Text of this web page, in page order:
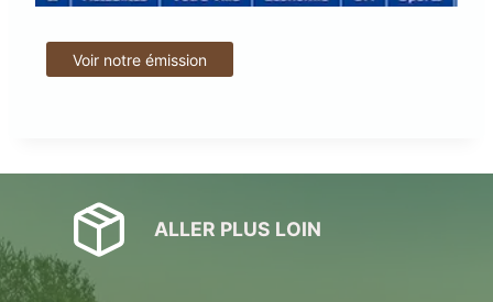
Voir notre émission
ALLER PLUS LOIN